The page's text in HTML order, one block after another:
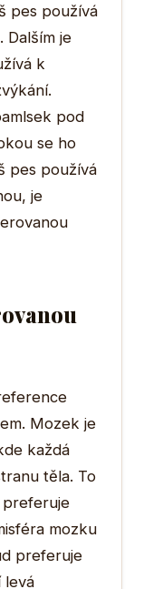
pes používá
Dalším je
k
pod
se ho
pes používá
je
Mozek je
každá
těla. To
preferuje
mozku
preferuje
levá